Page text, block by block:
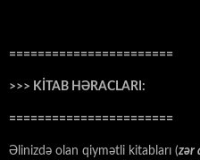
=======================
>>> KİTAB HƏRACLARI:
=======================
Əlinizdə olan qiymətli kitabları (zər